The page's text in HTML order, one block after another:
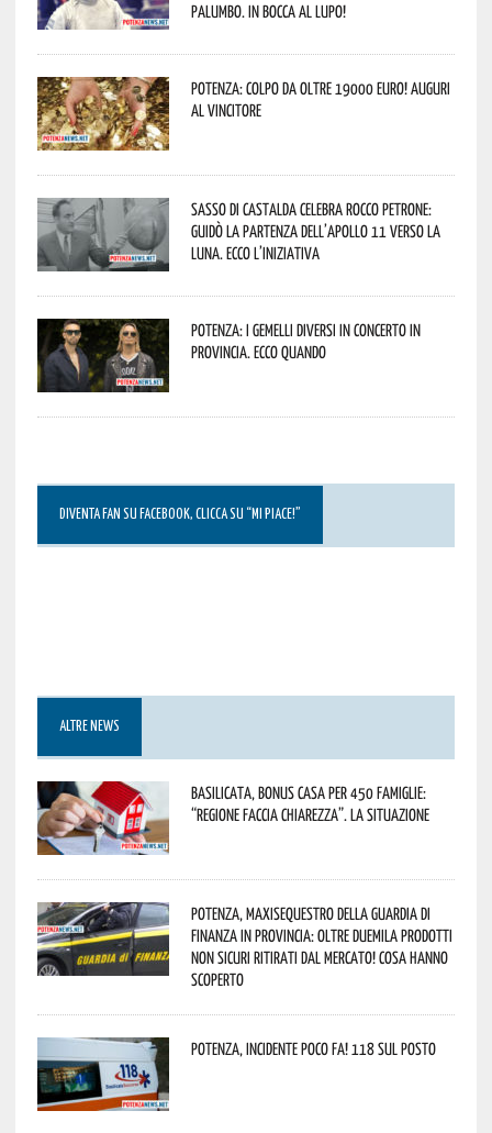
Palumbo. In bocca al lupo!
Potenza: colpo da oltre 19000 Euro! Auguri
al vincitore
Sasso di Castalda celebra Rocco Petrone:
guidò la partenza dell’Apollo 11 verso la
Luna. Ecco l’iniziativa
Potenza: i Gemelli DiVersi in concerto in
provincia. Ecco quando
DIVENTA FAN SU FACEBOOK, CLICCA SU “MI PIACE!”
ALTRE NEWS
Basilicata, Bonus casa per 450 famiglie:
“Regione faccia chiarezza”. La situazione
Potenza, maxisequestro della Guardia di
Finanza in provincia: oltre duemila prodotti
non sicuri ritirati dal mercato! Cosa hanno
scoperto
Potenza, incidente poco fa! 118 sul posto